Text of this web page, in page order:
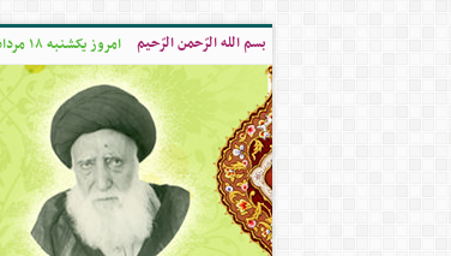
بسم الله الرّحمن الرّحیم امروز یکشنبه ۱۸ مرداد ۱۴۰۵ - ساعت ۱۲:۲۸